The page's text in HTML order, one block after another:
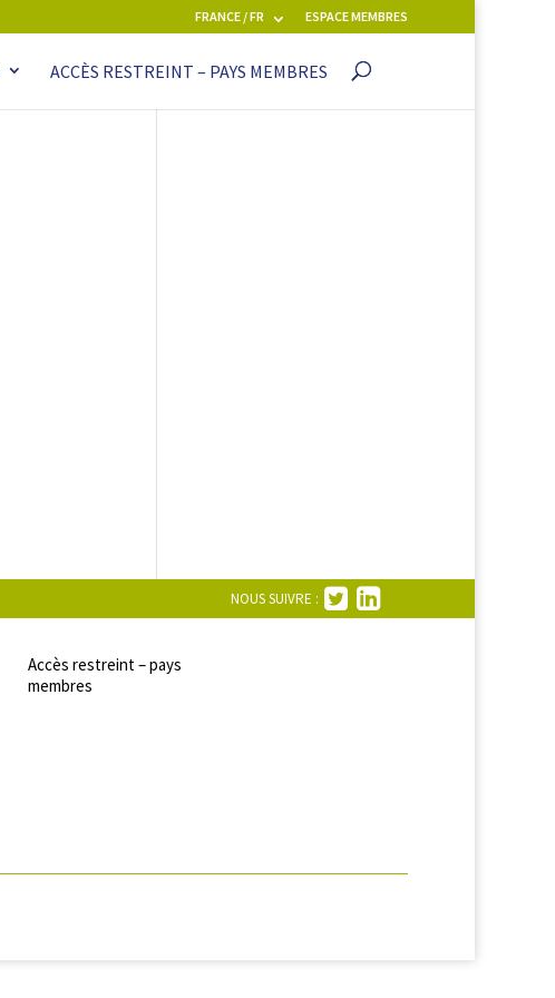
FRANCE / FR ESPACE MEMBRES
ACCÈS RESTREINT – PAYS MEMBRES
NOUS SUIVRE :
Accès restreint – pays
membres